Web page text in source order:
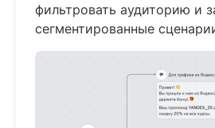
фильтровать аудиторию и
сегментированные